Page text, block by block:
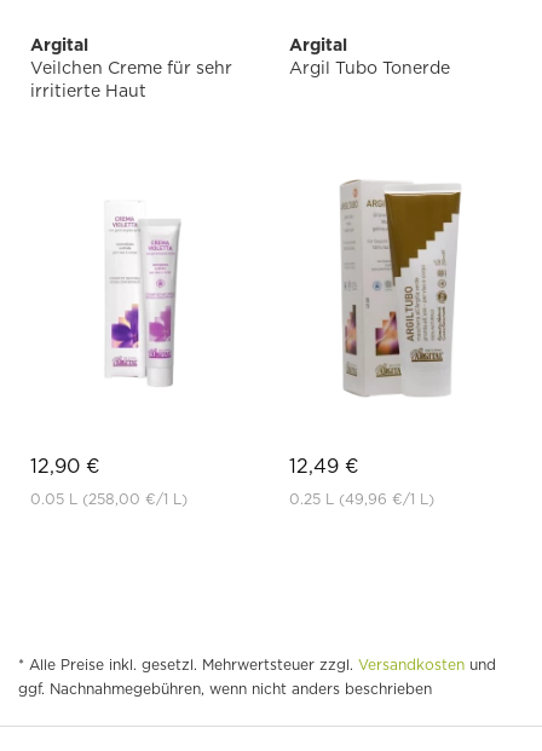
Argital
Veilchen Creme für sehr
irritierte Haut
12,90 €
0.05 L (258,00 €/1 L)
Argital
Argil Tubo Tonerde
12,49 €
0.25 L (49,96 €/1 L)
* Alle Preise inkl. gesetzl. Mehrwertsteuer zzgl. Versandkosten und
ggf. Nachnahmegebühren, wenn nicht anders beschrieben